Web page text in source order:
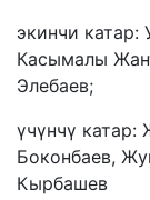
экинчи
Касымалы
Элебаев;
үчүнчү
Боконбаев,
Кырбашев